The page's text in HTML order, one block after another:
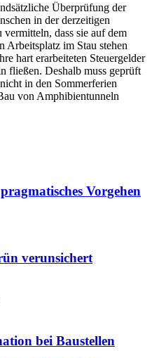
Überprüfung der
in der derzeitigen
dass sie auf dem
Arbeitsplatz im Stau stehen
hart erarbeiteten Steuergelder
fließen. Deshalb muss geprüft
in den Sommerferien
von Amphibientunneln
Vorgehen
verunsichert
bei Baustellen